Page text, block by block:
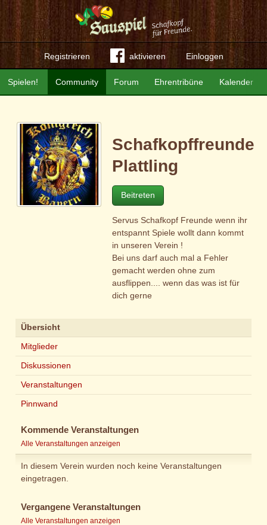
Registrieren aktivieren Einloggen
Community Forum Ehrentribüne Kalender
Spielen!
Schafkopffreunde
Plattling
Beitreten
Servus Schafkopf Freunde wenn ihr
entspannt Spiele wollt dann kommt
in unseren Verein !
Bei uns darf auch mal a Fehler
gemacht werden ohne zum
ausflippen.... wenn das was ist für
dich gerne
Übersicht
Mitglieder
Diskussionen
Veranstaltungen
Pinnwand
Kommende Veranstaltungen
Alle Veranstaltungen anzeigen
In diesem Verein wurden noch keine Veranstaltungen
eingetragen.
Vergangene Veranstaltungen
Alle Veranstaltungen anzeigen